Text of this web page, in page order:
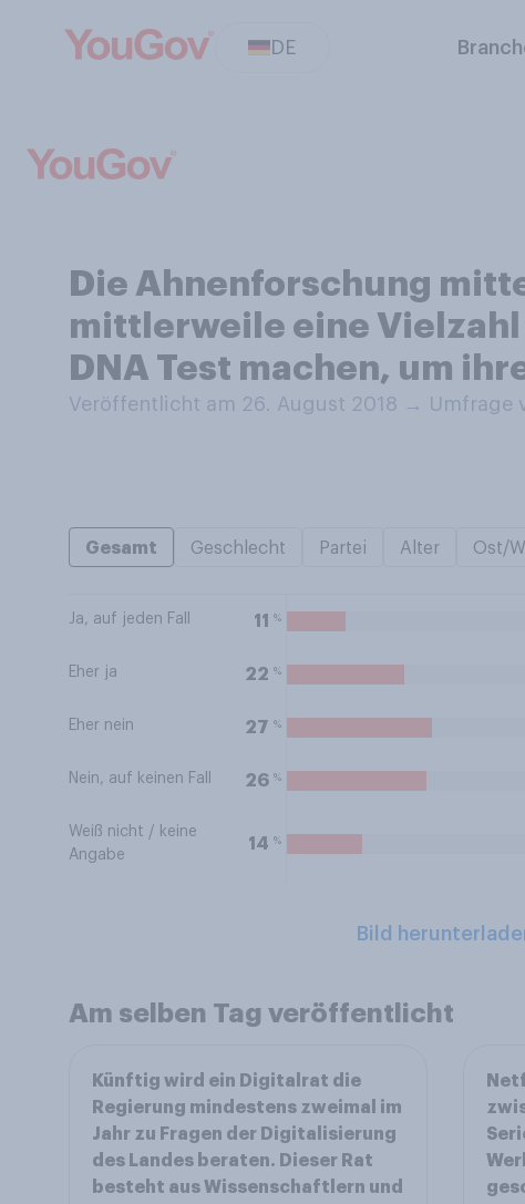
DE
Die Ahnenforschung
mittlerweile eine Vielzahl
DNA Test machen, um
Veröffentlicht am 26. August 2018 → Umfrage
Gesamt Geschlecht Partei Alter Ost/
Ja, auf jeden Fall 11 %
Eher ja 22 %
Eher nein 27 %
Nein, auf keinen Fall 26 %
Weiß nicht / keine
Angabe
14 %
Bild
Am selben Tag veröffentlicht
Künftig wird ein Digitalrat die
Regierung mindestens zweimal im
Jahr zu Fragen der Digitalisierung
des Landes beraten. Dieser Rat
besteht aus Wissenschaftlern und